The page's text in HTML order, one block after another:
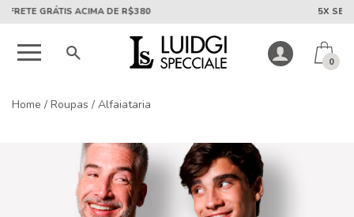
5X SEM JUROS PARCELA MÍNIMA DE R$50
0
Home / Roupas / Alfaiataria